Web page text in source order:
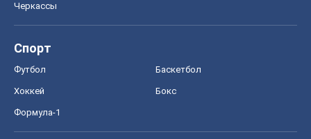
Черкассы
Спорт
Футбол Баскетбол
Хоккей Бокс
Формула-1